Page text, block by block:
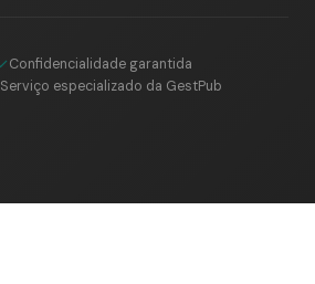
Confidencialidade garantida
Serviço especializado da GestPub